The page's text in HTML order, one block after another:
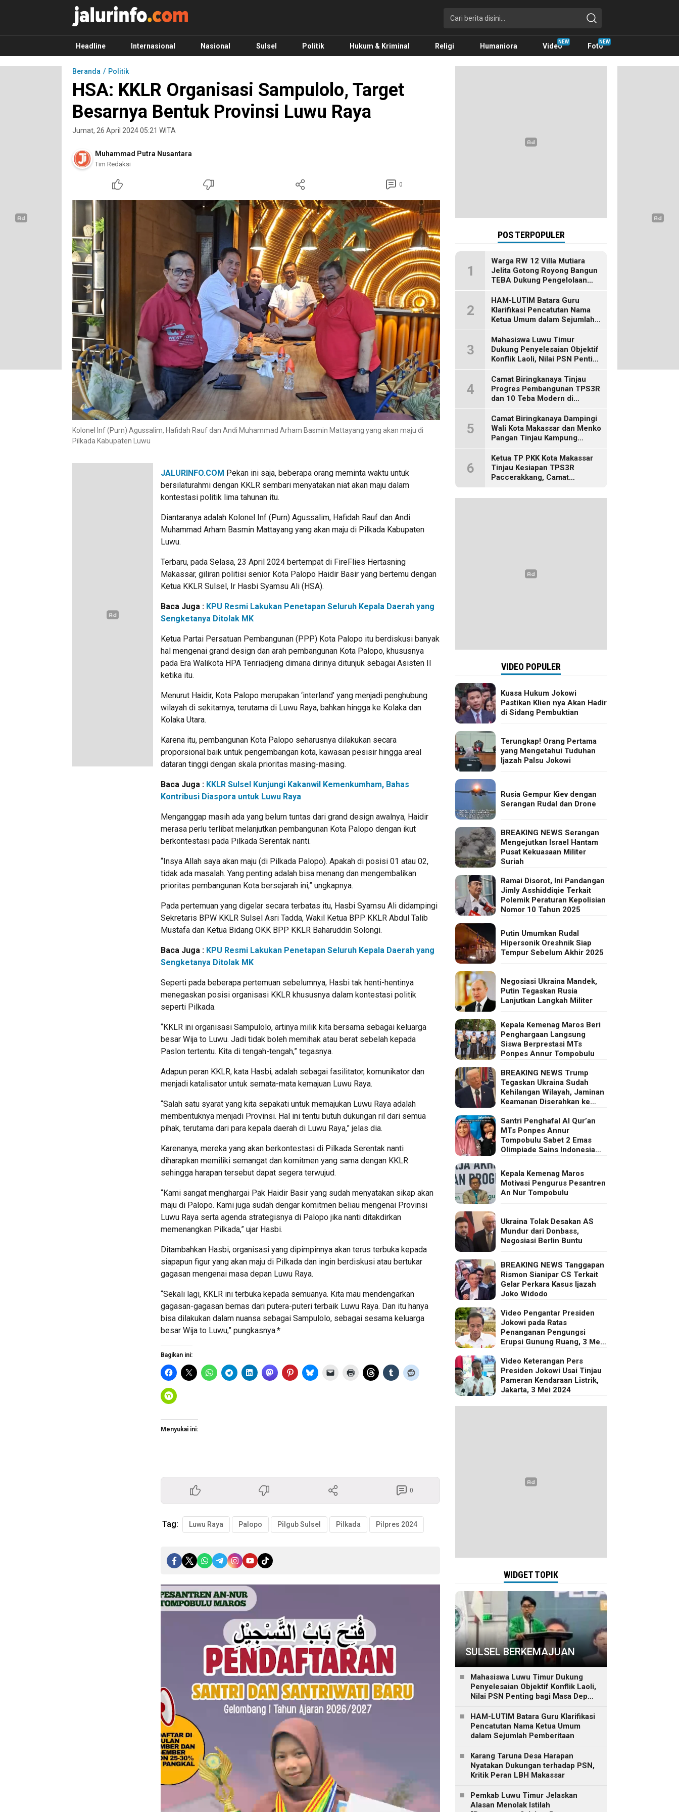
Info Terbaru, Berita Terkini Hari Ini, Jalurinfo.com
Terkini, Akurat dan Terpercaya
Headline Internasional Nasional Sulsel Politik Hukum & Kriminal Religi Humaniora Video Foto
Beranda Politik
HSA: KKLR Organisasi Sampulolo, Target
Besarnya Bentuk Provinsi Luwu Raya
Jumat, 26 April 2024 05:21 WITA
Muhammad Putra Nusantara
Tim Redaksi
0
Kolonel Inf (Purn) Agussalim, Hafidah Rauf dan Andi Muhammad Arham Basmin Mattayang yang akan maju di
Pilkada Kabupaten Luwu
JALURINFO.COM Pekan ini saja, beberapa orang meminta waktu untuk
bersilaturahmi dengan KKLR sembari menyatakan niat akan maju dalam
kontestasi politik lima tahunan itu.
Diantaranya adalah Kolonel Inf (Purn) Agussalim, Hafidah Rauf dan Andi
Muhammad Arham Basmin Mattayang yang akan maju di Pilkada Kabupaten
Luwu.
Terbaru, pada Selasa, 23 April 2024 bertempat di FireFlies Hertasning
Makassar, giliran politisi senior Kota Palopo Haidir Basir yang bertemu dengan
Ketua KKLR Sulsel, Ir Hasbi Syamsu Ali (HSA).
Baca Juga : KPU Resmi Lakukan Penetapan Seluruh Kepala Daerah yang
Sengketanya Ditolak MK
Ketua Partai Persatuan Pembangunan (PPP) Kota Palopo itu berdiskusi banyak
hal mengenai grand design dan arah pembangunan Kota Palopo, khususnya
pada Era Walikota HPA Tenriadjeng dimana dirinya ditunjuk sebagai Asisten II
ketika itu.
Menurut Haidir, Kota Palopo merupakan ‘interland’ yang menjadi penghubung
wilayah di sekitarnya, terutama di Luwu Raya, bahkan hingga ke Kolaka dan
Kolaka Utara.
Karena itu, pembangunan Kota Palopo seharusnya dilakukan secara
proporsional baik untuk pengembangan kota, kawasan pesisir hingga areal
dataran tinggi dengan skala prioritas masing-masing.
Baca Juga : KKLR Sulsel Kunjungi Kakanwil Kemenkumham, Bahas
Kontribusi Diaspora untuk Luwu Raya
Menganggap masih ada yang belum tuntas dari grand design awalnya, Haidir
merasa perlu terlibat melanjutkan pembangunan Kota Palopo dengan ikut
berkontestasi pada Pilkada Serentak nanti.
“Insya Allah saya akan maju (di Pilkada Palopo). Apakah di posisi 01 atau 02,
tidak ada masalah. Yang penting adalah bisa menang dan mengembalikan
prioritas pembangunan Kota bersejarah ini,” ungkapnya.
Pada pertemuan yang digelar secara terbatas itu, Hasbi Syamsu Ali didampingi
Sekretaris BPW KKLR Sulsel Asri Tadda, Wakil Ketua BPP KKLR Abdul Talib
Mustafa dan Ketua Bidang OKK BPP KKLR Baharuddin Solongi.
Baca Juga : KPU Resmi Lakukan Penetapan Seluruh Kepala Daerah yang
Sengketanya Ditolak MK
Seperti pada beberapa pertemuan sebelumnya, Hasbi tak henti-hentinya
menegaskan posisi organisasi KKLR khususnya dalam kontestasi politik
seperti Pilkada.
“KKLR ini organisasi Sampulolo, artinya milik kita bersama sebagai keluarga
besar Wija to Luwu. Jadi tidak boleh memihak atau berat sebelah kepada
Paslon tertentu. Kita di tengah-tengah,” tegasnya.
Adapun peran KKLR, kata Hasbi, adalah sebagai fasilitator, komunikator dan
menjadi katalisator untuk semata-mata kemajuan Luwu Raya.
“Salah satu syarat yang kita sepakati untuk memajukan Luwu Raya adalah
membentuknya menjadi Provinsi. Hal ini tentu butuh dukungan ril dari semua
pihak, terutama dari para kepala daerah di Luwu Raya,” jelas dia.
Karenanya, mereka yang akan berkontestasi di Pilkada Serentak nanti
diharapkan memiliki semangat dan komitmen yang sama dengan KKLR
sehingga harapan tersebut dapat segera terwujud.
“Kami sangat menghargai Pak Haidir Basir yang sudah menyatakan sikap akan
maju di Palopo. Kami juga sudah dengar komitmen beliau mengenai Provinsi
Luwu Raya serta agenda strategisnya di Palopo jika nanti ditakdirkan
memenangkan Pilkada,” ujar Hasbi.
Ditambahkan Hasbi, organisasi yang dipimpinnya akan terus terbuka kepada
siapapun figur yang akan maju di Pilkada dan ingin berdiskusi atau bertukar
gagasan mengenai masa depan Luwu Raya.
“Sekali lagi, KKLR ini terbuka kepada semuanya. Kita mau mendengarkan
gagasan-gagasan bernas dari putera-puteri terbaik Luwu Raya. Dan itu hanya
bisa dilakukan dalam nuansa sebagai Sampulolo, sebagai sesama keluarga
besar Wija to Luwu,” pungkasnya.*
Bagikan ini:
Menyukai ini:
0
Tag: Luwu Raya Palopo Pilgub Sulsel Pilkada Pilpres 2024
Pemutar
Video
POS TERPOPULER
1
Warga RW 12 Villa Mutiara
Jelita Gotong Royong Bangun
TEBA Dukung Pengelolaan
2
HAM-LUTIM Batara Guru
Klarifikasi Pencatutan Nama
Ketua Umum dalam Sejumlah
3
Mahasiswa Luwu Timur
Dukung Penyelesaian Objektif
Konflik Laoli, Nilai PSN Penting
4
Camat Biringkanaya Tinjau
Progres Pembangunan TPS3R
dan 10 Teba Modern di
5
Camat Biringkanaya Dampingi
Wali Kota Makassar dan Menko
Pangan Tinjau Kampung
6
Ketua TP PKK Kota Makassar
Tinjau Kesiapan TPS3R
Paccerakkang, Camat
VIDEO POPULER
Kuasa Hukum Jokowi
Pastikan Klien nya Akan Hadir
di Sidang Pembuktian
Terungkap! Orang Pertama
yang Mengetahui Tuduhan
Ijazah Palsu Jokowi
Rusia Gempur Kiev dengan
Serangan Rudal dan Drone
BREAKING NEWS Serangan
Mengejutkan Israel Hantam
Pusat Kekuasaan Militer
Suriah
Ramai Disorot, Ini Pandangan
Jimly Asshiddiqie Terkait
Polemik Peraturan Kepolisian
Nomor 10 Tahun 2025
Putin Umumkan Rudal
Hipersonik Oreshnik Siap
Tempur Sebelum Akhir 2025
Negosiasi Ukraina Mandek,
Putin Tegaskan Rusia
Lanjutkan Langkah Militer
Kepala Kemenag Maros Beri
Penghargaan Langsung
Siswa Berprestasi MTs
Ponpes Annur Tompobulu
BREAKING NEWS Trump
Tegaskan Ukraina Sudah
Kehilangan Wilayah, Jaminan
Keamanan Diserahkan ke
Santri Penghafal Al Qur’an
MTs Ponpes Annur
Tompobulu Sabet 2 Emas
Olimpiade Sains Indonesia
Kepala Kemenag Maros
Motivasi Pengurus Pesantren
An Nur Tompobulu
Ukraina Tolak Desakan AS
Mundur dari Donbass,
Negosiasi Berlin Buntu
BREAKING NEWS Tanggapan
Rismon Sianipar CS Terkait
Gelar Perkara Kasus Ijazah
Joko Widodo
Video Pengantar Presiden
Jokowi pada Ratas
Penanganan Pengungsi
Erupsi Gunung Ruang, 3 Mei
Video Keterangan Pers
Presiden Jokowi Usai Tinjau
Pameran Kendaraan Listrik,
Jakarta, 3 Mei 2024
WIDGET TOPIK
SULSEL BERKEMAJUAN
Mahasiswa Luwu Timur Dukung
Penyelesaian Objektif Konflik Laoli,
Nilai PSN Penting bagi Masa Depan
HAM-LUTIM Batara Guru Klarifikasi
Pencatutan Nama Ketua Umum
dalam Sejumlah Pemberitaan
Karang Taruna Desa Harapan
Nyatakan Dukungan terhadap PSN,
Kritik Peran LBH Makassar
Pemkab Luwu Timur Jelaskan
Alasan Menolak Istilah